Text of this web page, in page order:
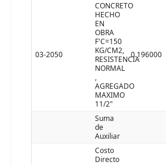
03-2050
CONCRETO
HECHO
EN
OBRA
F'C=150
KG/CM2,
RESISTENCIA
NORMAL
,
AGREGADO
MAXIMO
11/2"
0.196000
Suma
de
Auxiliar
Costo
Directo